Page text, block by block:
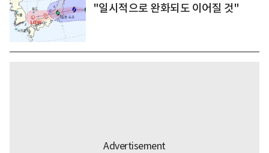
"일시적으로 완화되도 이어질 것"